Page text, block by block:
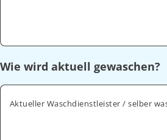
Wie wird aktuell gewaschen?
Aktueller Waschdienstleister / selber